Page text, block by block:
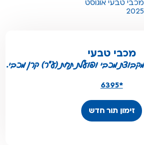
מכבי טבעי אוגוסט
2025
מכבי טבעי
מכבי ופועלת תחת (ע"ר) קרן מכבי.
*6395
זימון תור חדש